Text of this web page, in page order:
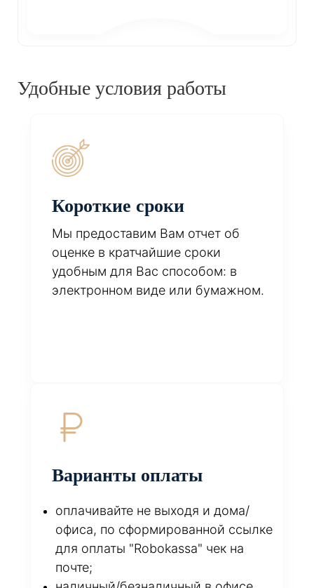
Удобные условия работы
Короткие сроки
Мы предоставим Вам отчет об
оценке в кратчайшие сроки
удобным для Вас способом: в
электронном виде или бумажном.
Варианты оплаты
оплачивайте не выходя и дома/
офиса, по сформированной ссылке
для оплаты "Robokassa" чек на
почте;